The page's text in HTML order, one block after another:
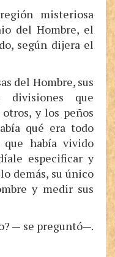
misteriosa
del Hombre, el
según dijera el
del Hombre, sus
divisiones que
otros, y los peños
qué era todo
había vivido
especificar y
demás, su único
y medir sus
— se preguntó—.